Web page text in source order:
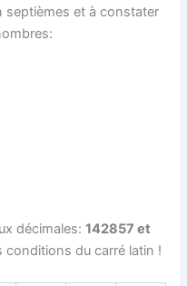
septièmes et à constater
décimales:142857 et
conditions du carré latin !